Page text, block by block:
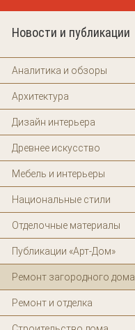
Новости и публикации
Аналитика и обзоры
Архитектура
Дизайн интерьера
Древнее искусство
Мебель и интерьеры
Национальные стили
Отделочные материалы
Публикации «Арт-Дом»
Ремонт загородного дома
Ремонт и отделка